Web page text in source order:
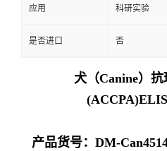
应用 科研实验
是否进口 否
犬（Canine）
产品货号：DM-